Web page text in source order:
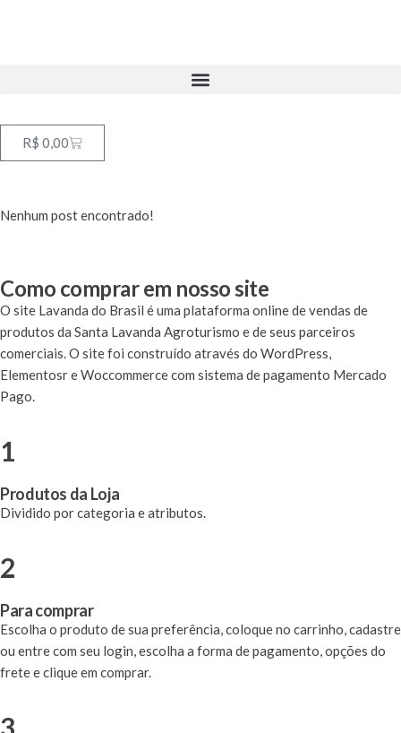
R$ 0,00
Nenhum post encontrado!
Como comprar em nosso site
O site Lavanda do Brasil é uma plataforma online de vendas de
produtos da Santa Lavanda Agroturismo e de seus parceiros
comerciais. O site foi construído através do WordPress,
Elementosr e Woccommerce com sistema de pagamento Mercado
Pago.
1
Produtos da Loja
Dividido por categoria e atributos.
2
Para comprar
Escolha o produto de sua preferência, coloque no carrinho, cadastre
ou entre com seu login, escolha a forma de pagamento, opções do
frete e clique em comprar.